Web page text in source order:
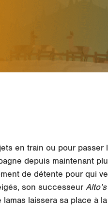
en train ou pour passer
depuis maintenant
de détente pour qui
son successeur
laissera sa place à